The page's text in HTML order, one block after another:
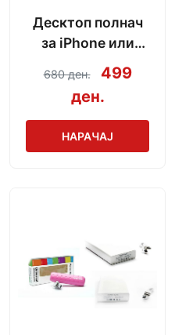
Десктоп полнач
за iPhone или
Android со модел
по избор
680 ден.
499
ден.
НАРАЧАЈ